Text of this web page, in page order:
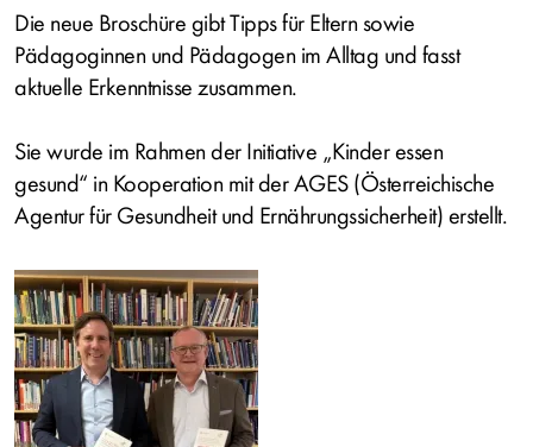
Die neue Broschüre gibt Tipps für Eltern sowie
Pädagoginnen und Pädagogen im Alltag und fasst
aktuelle Erkenntnisse zusammen.
Sie wurde im Rahmen der Initiative „Kinder essen
gesund“ in Kooperation mit der AGES (Österreichische
Agentur für Gesundheit und Ernährungssicherheit) erstellt.
Bild